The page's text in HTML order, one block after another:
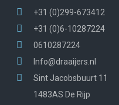
+31 (0)299-673412
+31 (0)6-10287224
0610287224
Info@draaijers.nl
Sint Jacobsbuurt 11
1483AS De Rijp